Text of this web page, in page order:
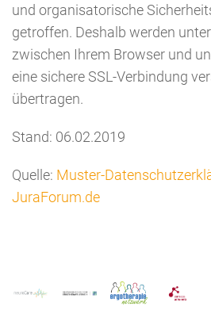
und organisatorische
getroffen. Deshalb werden
zwischen Ihrem Browser und
eine sichere SSL-Verbindung
übertragen.
Stand: 06.02.2019
Quelle: Muster-
JuraForum.de